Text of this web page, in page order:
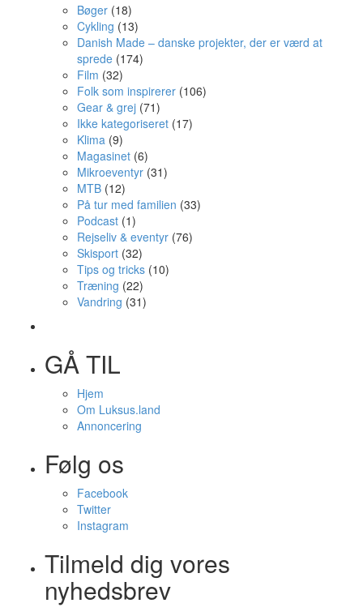
Bøger (18)
Cykling (13)
Danish Made – danske projekter, der er værd at
sprede (174)
Film (32)
Folk som inspirerer (106)
Gear & grej (71)
Ikke kategoriseret (17)
Klima (9)
Magasinet (6)
Mikroeventyr (31)
MTB (12)
På tur med familien (33)
Podcast (1)
Rejseliv & eventyr (76)
Skisport (32)
Tips og tricks (10)
Træning (22)
Vandring (31)
GÅ TIL
Hjem
Om Luksus.land
Annoncering
Følg os
Facebook
Twitter
Instagram
Tilmeld dig vores
nyhedsbrev